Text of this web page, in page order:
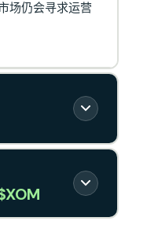
场仍会寻求运营